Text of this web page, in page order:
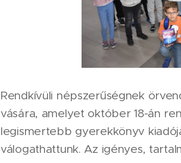
Rendkívüli népszerűségnek
vására, amelyet október 18-án
legismertebb gyerekkönyv
válogathattunk. Az igényes,